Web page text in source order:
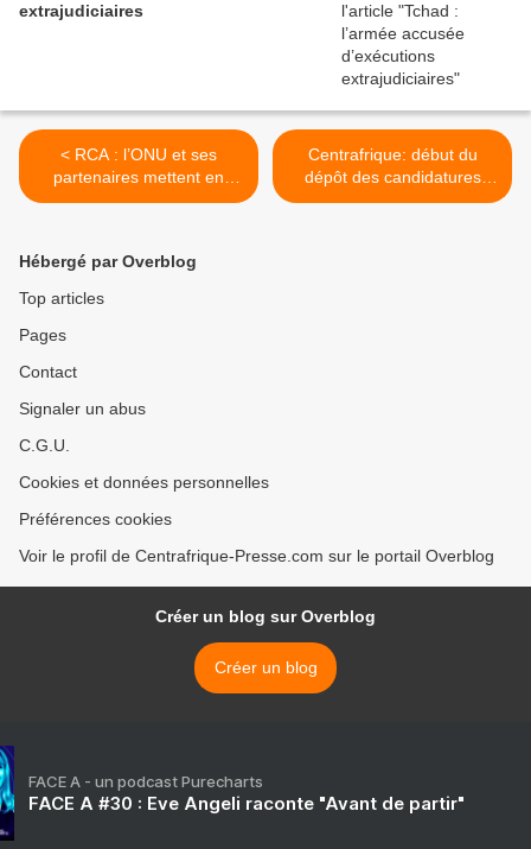
extrajudiciaires
< RCA : l’ONU et ses
partenaires mettent en
garde contre toute entrave
Centrafrique: début du
dépôt des candidatures
pour la présidentielle >
Hébergé par Overblog
Top articles
Pages
Contact
Signaler un abus
C.G.U.
Cookies et données personnelles
Préférences cookies
Voir le profil de Centrafrique-Presse.com sur le portail Overblog
Créer un blog sur Overblog
Créer un blog
FACE A - un podcast Purecharts
FACE A #30 : Eve Angeli raconte "Avant de partir"